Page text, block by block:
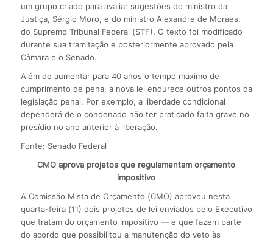
um grupo criado para avaliar sugestões do ministro da
Justiça, Sérgio Moro, e do ministro Alexandre de Moraes,
do Supremo Tribunal Federal (STF). O texto foi modificado
durante sua tramitação e posteriormente aprovado pela
Câmara e o Senado.
Além de aumentar para 40 anos o tempo máximo de
cumprimento de pena, a nova lei endurece outros pontos da
legislação penal. Por exemplo, a liberdade condicional
dependerá de o condenado não ter praticado falta grave no
presídio no ano anterior à liberação.
Fonte: Senado Federal
CMO aprova projetos que regulamentam orçamento
impositivo
A Comissão Mista de Orçamento (CMO) aprovou nesta
quarta-feira (11) dois projetos de lei enviados pelo Executivo
que tratam do orçamento impositivo — e que fazem parte
do acordo que possibilitou a manutenção do veto às